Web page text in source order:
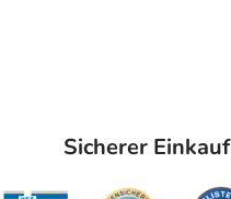
Sicherer Einkauf